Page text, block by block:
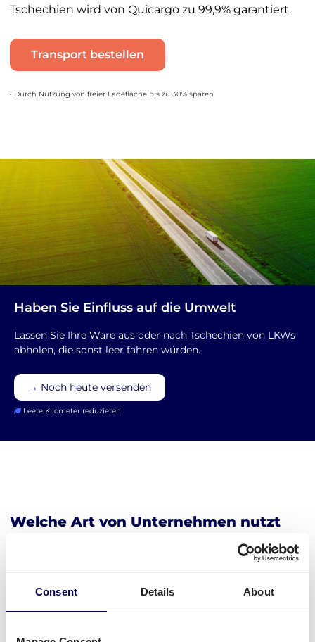
Consent Details About
Tschechien wird von Quicargo zu 99,9% garantiert.
Transport bestellen
• Durch Nutzung von freier Ladefläche bis zu 30% sparen
Haben Sie Einfluss auf die Umwelt
Lassen Sie Ihre Ware aus oder nach Tschechien von LKWs
abholen, die sonst leer fahren würden.
→ Noch heute versenden
Leere Kilometer reduzieren
Welche Art von Unternehmen nutzt
Unternehmen versenden mit Quicargo alles
Mögliche von und nach Tschechien. Zum Beispiel E-